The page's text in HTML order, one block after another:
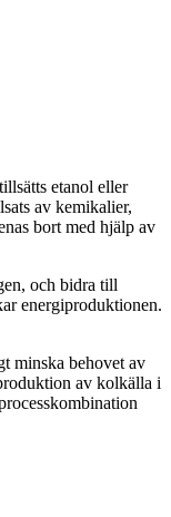
etanol eller
av kemikalier,
bort med hjälp av
och bidra till
energiproduktionen.
minska behovet av
av kolkälla i